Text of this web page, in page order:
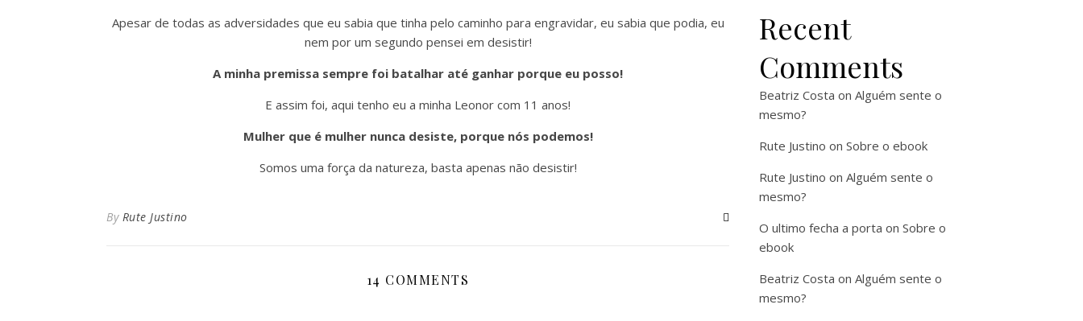
Apesar de todas as adversidades que eu sabia que tinha pelo caminho para engravidar, eu sabia que podia, eu
nem por um segundo pensei em desistir!
A minha premissa sempre foi batalhar até ganhar porque eu posso!
E assim foi, aqui tenho eu a minha Leonor com 11 anos!
Mulher que é mulher nunca desiste, porque nós podemos!
Somos uma força da natureza, basta apenas não desistir!
By Rute Justino
14 COMMENTS
Recent
Comments
Beatriz Costa on Alguém sente o
mesmo?
Rute Justino on Sobre o ebook
Rute Justino on Alguém sente o
mesmo?
O ultimo fecha a porta on Sobre o
ebook
Beatriz Costa on Alguém sente o
mesmo?